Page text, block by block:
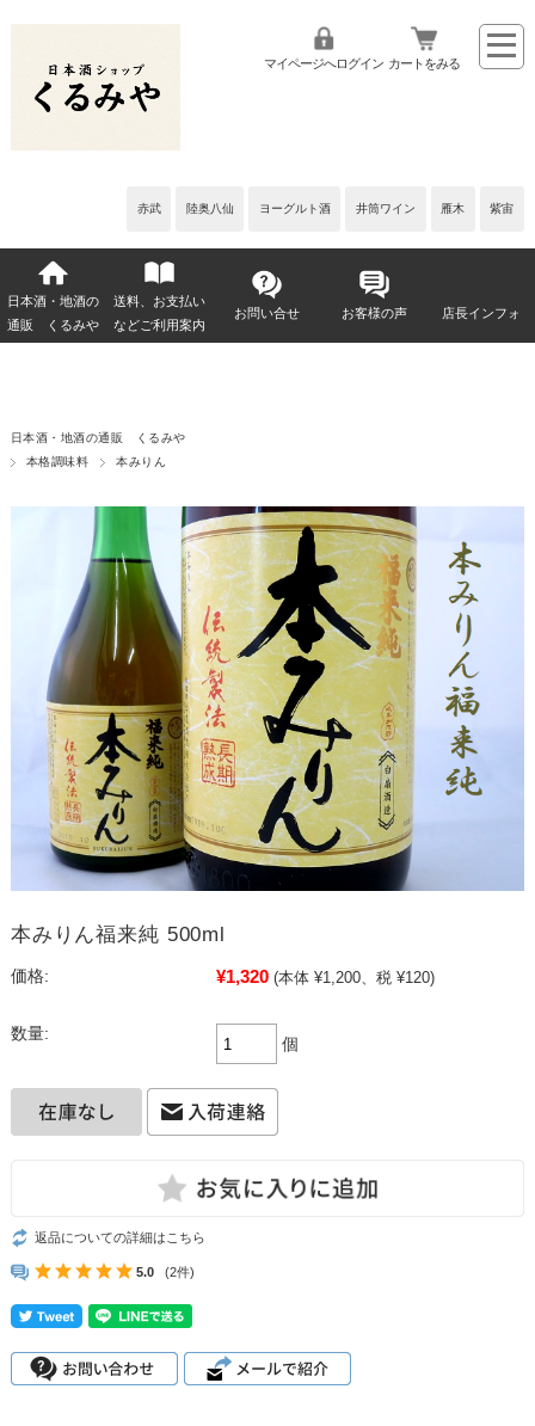
赤武 陸奥八仙 ヨーグルト酒 井筒ワイン 雁木 紫宙
マイページへログイン カートをみる
日本酒・地酒の
通販 くるみや
送料、お支払い
などご利用案内
お問い合せ お客様の声 店長インフォ
日本酒・地酒の通販 くるみや
本格調味料
本みりん
本みりん福来純 500ml
価格: ¥1,320 (本体 ¥1,200、税 ¥120)
数量:
個
返品についての詳細はこちら
5.0 (2件)